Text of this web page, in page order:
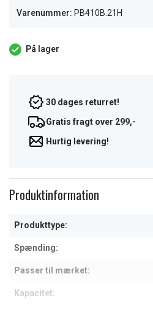
Varenummer: PB410B.21H
På lager
30 dages returret!
Gratis fragt over 299,-
Hurtig levering!
Produktinformation
Produkttype:
Spænding:
Passer til mærket:
Kapacitet: